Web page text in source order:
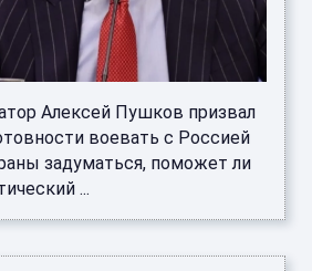
Алексей Пушков призвал
воевать с Россией
задуматься, поможет ли
...